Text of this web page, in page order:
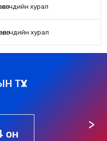
хурал
хурал
ТҮҮХ